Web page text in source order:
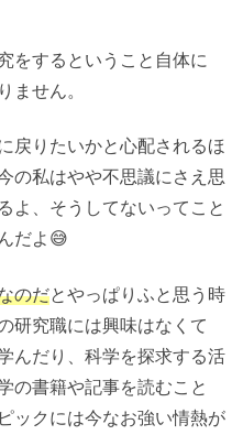
をするということ自体に
ません。
戻りたいかと心配されるほ
の私はやや不思議にさえ思
よ、そうしてないってこと
だよ😅
のだとやっぱりふと思う時
研究職には興味はなくて
んだり、科学を探求する活
の書籍や記事を読むこと
ックには今なお強い情熱が